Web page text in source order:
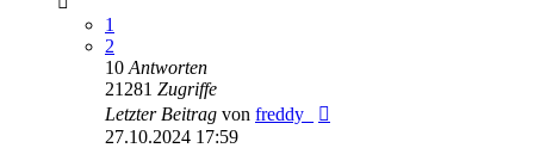
1
2
10 Antworten
21281 Zugriffe
Letzter Beitrag von freddy_
27.10.2024 17:59